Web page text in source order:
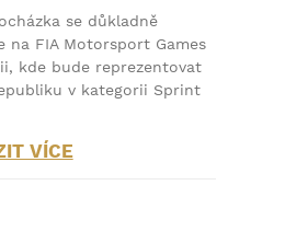
se důkladně
na FIA Motorsport Games
kde bude reprezentovat
v kategorii Sprint
VÍCE